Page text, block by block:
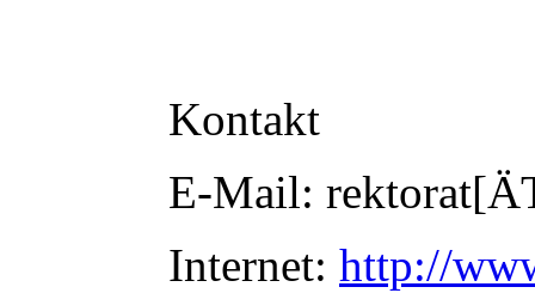
Kontakt
E-Mail:
Internet: http://